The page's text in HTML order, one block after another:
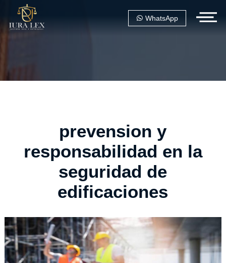
WhatsApp
prevension y
responsabilidad en la
seguridad de
edificaciones